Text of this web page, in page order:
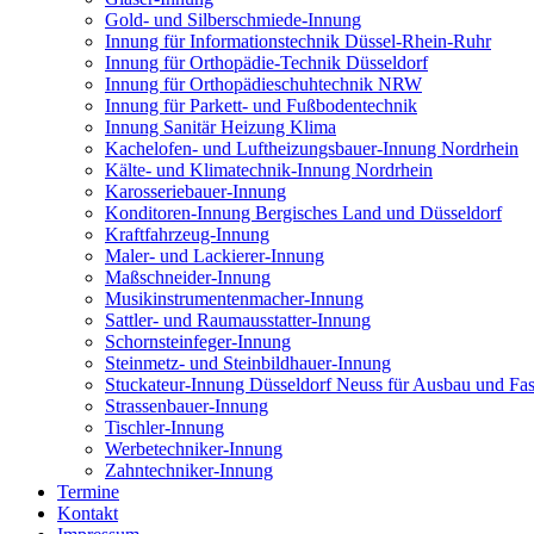
Gold- und Silberschmiede-Innung
Innung für Informationstechnik Düssel-Rhein-Ruhr
Innung für Orthopädie-Technik Düsseldorf
Innung für Orthopädieschuhtechnik NRW
Innung für Parkett- und Fußbodentechnik
Innung Sanitär Heizung Klima
Kachelofen- und Luftheizungsbauer-Innung Nordrhein
Kälte- und Klimatechnik-Innung Nordrhein
Karosseriebauer-Innung
Konditoren-Innung Bergisches Land und Düsseldorf
Kraftfahrzeug-Innung
Maler- und Lackierer-Innung
Maßschneider-Innung
Musikinstrumentenmacher-Innung
Sattler- und Raumausstatter-Innung
Schornsteinfeger-Innung
Steinmetz- und Steinbildhauer-Innung
Stuckateur-Innung Düsseldorf Neuss für Ausbau und
Strassenbauer-Innung
Tischler-Innung
Werbetechniker-Innung
Zahntechniker-Innung
Termine
Kontakt